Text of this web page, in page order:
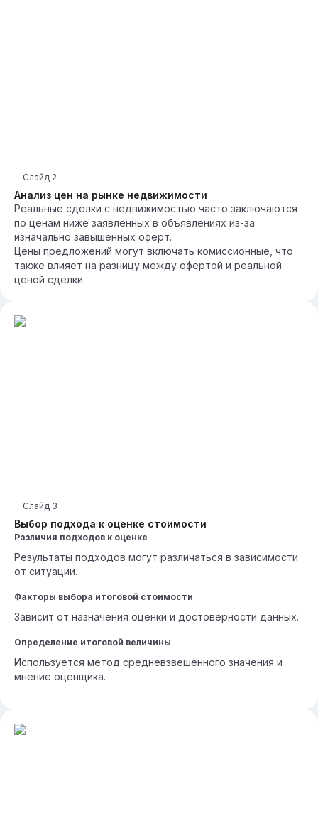
Анализ цен на рынке недвижимости
Слайд 2
Реальные сделки с недвижимостью часто заключаются
по ценам ниже заявленных в объявлениях из-за
изначально завышенных оферт.
Цены предложений могут включать комиссионные, что
также влияет на разницу между офертой и реальной
ценой сделки.
Выбор подхода к оценке стоимости
Слайд 3
Различия подходов к оценке
Результаты подходов могут различаться в зависимости
от ситуации.
Факторы выбора итоговой стоимости
Зависит от назначения оценки и достоверности данных.
Определение итоговой величины
Используется метод средневзвешенного значения и
мнение оценщика.